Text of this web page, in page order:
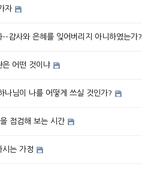
자
--감사와 은혜를 잊어버리지 아니하였는가?
은 어떤 것이냐
나님이 나를 어떻게 쓰실 것인가?
점검해 보는 시간
시는 가정